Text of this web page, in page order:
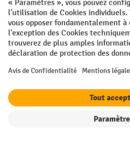
All prices excl. VAT plusshipping costs
if not stated otherwise.
¹ La remise est valable jusqu'à
s'applique pas aux prix spéciaux. Il n'est
avec d'autres réductions en pourcentage
réduction sera accordée une seule fois
à la newsletter. Le code de réduction est
nette minimale de 250,00 €. La
produits et peut atteindre un maximum
électriques, les gerbeurs électriques,